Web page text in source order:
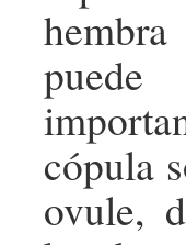
cópula
ovule,